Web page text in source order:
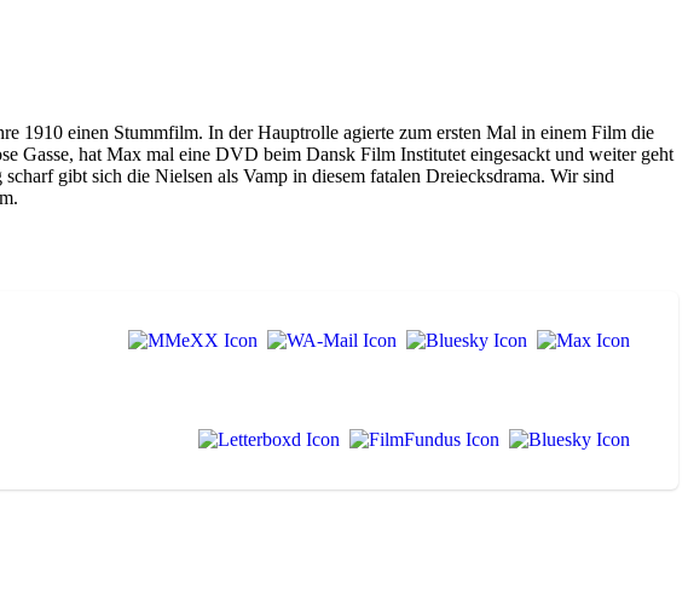
1910 einen Stummfilm. In der Hauptrolle agierte zum ersten Mal in einem Film die
Gasse, hat Max mal eine DVD beim Dansk Film Institutet eingesackt und weiter geht
gibt sich die Nielsen als Vamp in diesem fatalen Dreiecksdrama. Wir sind